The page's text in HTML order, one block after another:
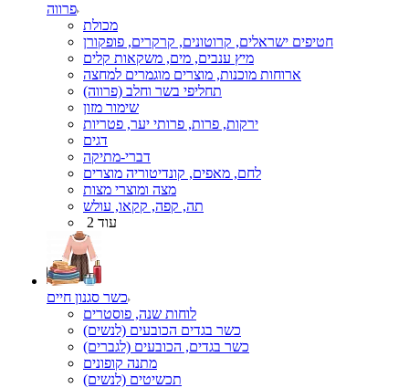
פרווה
מכולת
חטיפים ישראלים, קרוטונים, קרקרים, פופקורן
מיץ ענבים, מים, משקאות קלים
ארוחות מוכנות, מוצרים מוגמרים למחצה
תחליפי בשר וחלב (פרווה)
שימור מזון
ירקות, פרות, פרותי יער, פטריות
דגים
דברי-מתיקה
לחם, מאפים, קונדיטוריה מוצרים
מצה ומוצרי מצות
תה, קפה, קקאו, עולש
עוד 2
כשר סגנון חיים
לוחות שנה, פוסטרים
כשר בגדים הכובעים (לנשים)
כשר בגדים, הכובעים (לגברים)
מתנה קופונים
תכשיטים (לנשים)